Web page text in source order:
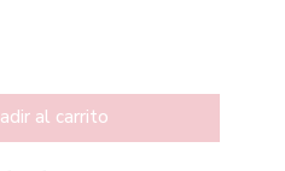
al carrito